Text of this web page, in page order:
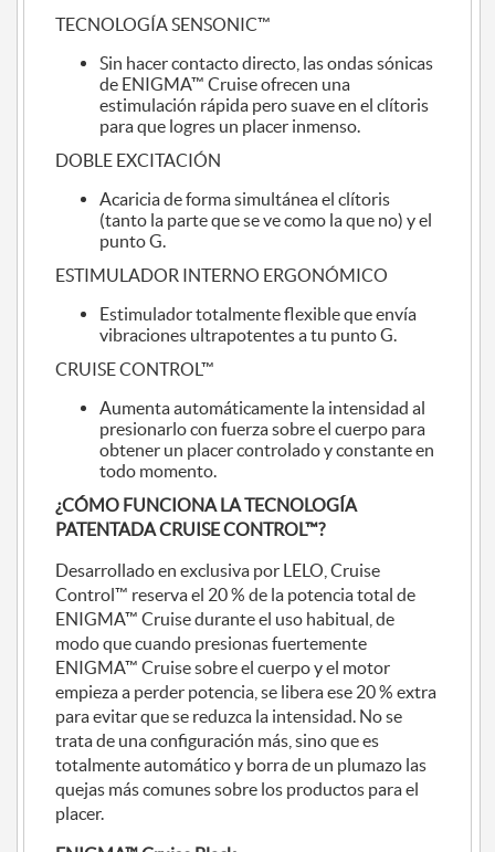
TECNOLOGÍA SENSONIC™
Sin hacer contacto directo, las ondas sónicas
de ENIGMA™ Cruise ofrecen una
estimulación rápida pero suave en el clítoris
para que logres un placer inmenso.
DOBLE EXCITACIÓN
Acaricia de forma simultánea el clítoris
(tanto la parte que se ve como la que no) y el
punto G.
ESTIMULADOR INTERNO ERGONÓMICO
Estimulador totalmente flexible que envía
vibraciones ultrapotentes a tu punto G.
CRUISE CONTROL™
Aumenta automáticamente la intensidad al
presionarlo con fuerza sobre el cuerpo para
obtener un placer controlado y constante en
todo momento.
¿CÓMO FUNCIONA LA TECNOLOGÍA
PATENTADA CRUISE CONTROL™?
Desarrollado en exclusiva por LELO, Cruise
Control™ reserva el 20 % de la potencia total de
ENIGMA™ Cruise durante el uso habitual, de
modo que cuando presionas fuertemente
ENIGMA™ Cruise sobre el cuerpo y el motor
empieza a perder potencia, se libera ese 20 % extra
para evitar que se reduzca la intensidad. No se
trata de una configuración más, sino que es
totalmente automático y borra de un plumazo las
quejas más comunes sobre los productos para el
placer.